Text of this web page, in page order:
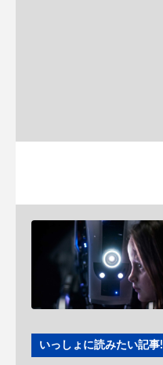
いっしょに読みたい記事!